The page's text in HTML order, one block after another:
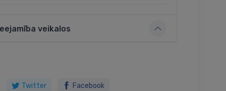
veikalos
Twitter Facebook